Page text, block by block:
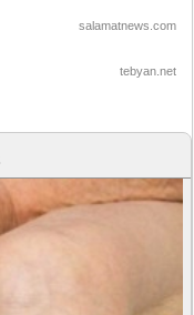
salamatnews.com
tebyan.net